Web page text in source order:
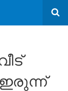
ഇരുന്ന്